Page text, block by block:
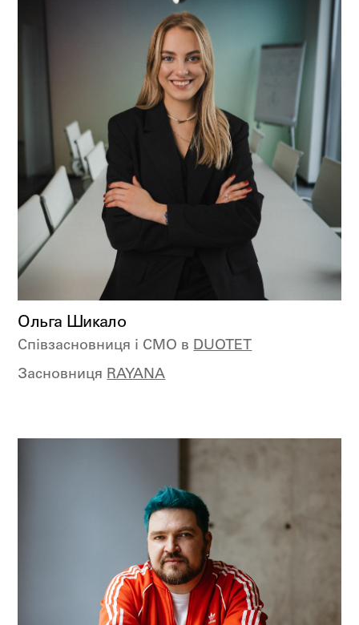
Ольга Шикало
Співзасновниця і CMO в DUOTET
Засновниця RAYANA